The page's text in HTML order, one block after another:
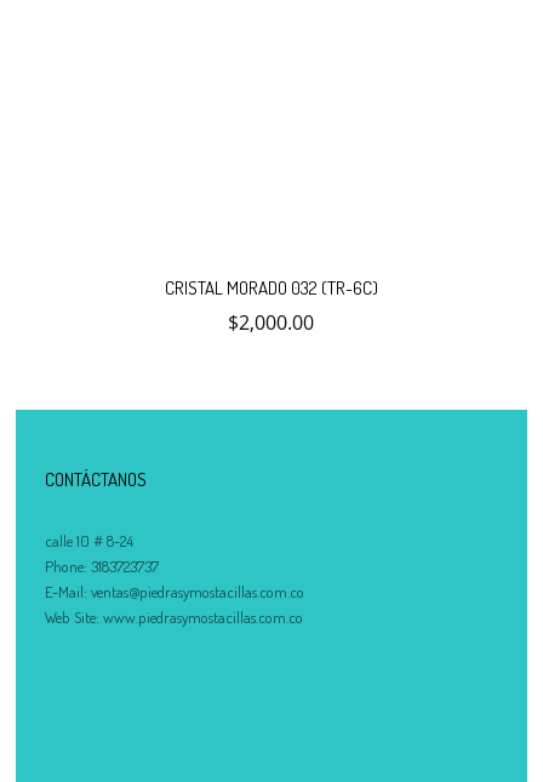
CRISTAL MORADO 032 (TR-6C)
$2,000.00
CONTÁCTANOS
calle 10 # 8-24
Phone: 3183723737
E-Mail: ventas@piedrasymostacillas.com.co
Web Site: www.piedrasymostacillas.com.co